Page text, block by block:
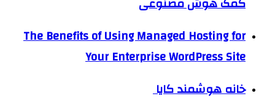
The Benefits of Using Managed Hosting for
Your Enterprise WordPress Site
خانه هوشمند کایا